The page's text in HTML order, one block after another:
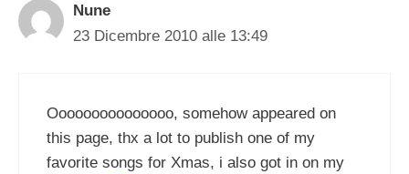
Nune
23 Dicembre 2010 alle 13:49
Ooooooooooooooo, somehow appeared on
this page, thx a lot to publish one of my
favorite songs for Xmas, i also got in on my